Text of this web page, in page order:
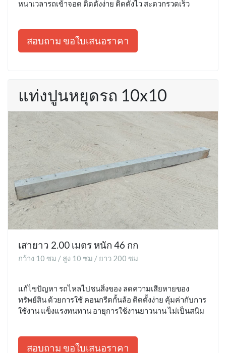
หนาเวลารถเข้าจอด ติดตั้งง่าย ติดตั้งไว สะดวกรวดเร็ว
สอบถาม ขอใบเสนอราคา
แท่งปูนหยุดรถ 10x10
เสายาว 2.00 เมตร หนัก 46 กก
กว้าง 10 ซม / สูง 10 ซม / ยาว 200 ซม
แก้ไขปัญหา รถไหลไปชนสิ่งของ ลดความเสียหายของ
ทรัพย์สิน ด้วยการใช้ คอนกรีตกั้นล้อ ติดตั้งง่าย คุ้มค่ากับการ
ใช้งาน แข็งแรงทนทาน อายุการใช้งานยาวนาน ไม่เป็นสนิม
สอบถาม ขอใบเสนอราคา